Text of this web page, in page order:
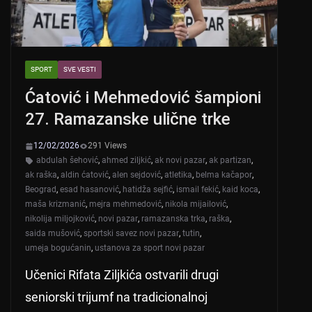
SPORT SVE VESTI
Ćatović i Mehmedović šampioni
27. Ramazanske ulične trke
12/02/2026
291 Views
abdulah šehović, ahmed ziljkić, ak novi pazar, ak partizan,
ak raška, aldin ćatović, alen sejdović, atletika, belma kačapor,
Beograd, esad hasanović, hatidža sejfić, ismail fekić, kaid koca,
maša krizmanić, mejra mehmedović, nikola mijailović,
nikolija miljojković, novi pazar, ramazanska trka, raška,
saida mušović, sportski savez novi pazar, tutin,
umeja bogućanin, ustanova za sport novi pazar
Učenici Rifata Ziljkića ostvarili drugi
seniorski trijumf na tradicionalnoj